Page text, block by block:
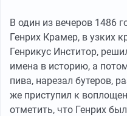
В один из вечеров 1486
Генрих Крамер, в узких
Генрикус Инститор,
имена в историю, а
пива, нарезал бутеров,
же приступил к
отметить, что Генрих